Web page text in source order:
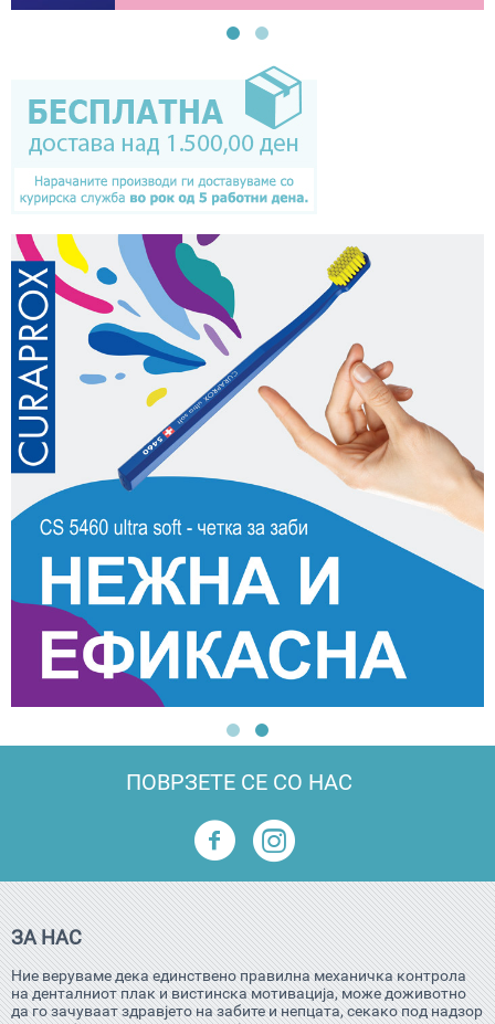
ПОВРЗЕТЕ СЕ СО НАС
ЗА НАС
Ние веруваме дека единствено правилна механичка контрола
на денталниот плак и вистинска мотивација, може доживотно
да го зачуваат здравјето на забите и непцата, секако под надзор